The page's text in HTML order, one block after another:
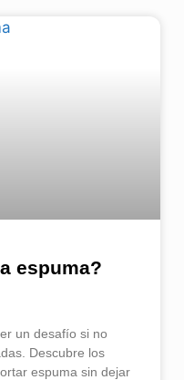
espuma​?
un desafío si no
Descubre los
espuma sin dejar